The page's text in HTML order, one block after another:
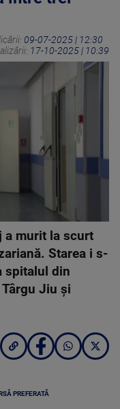
09-07-2025 | 12:30
17-10-2025 | 10:39
a murit la scurt
Starea i s-
spitalul din
Jiu și
PREFERATĂ